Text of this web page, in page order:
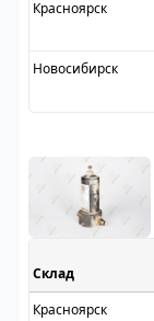
Красноярск
Новосибирск
Склад
Красноярск